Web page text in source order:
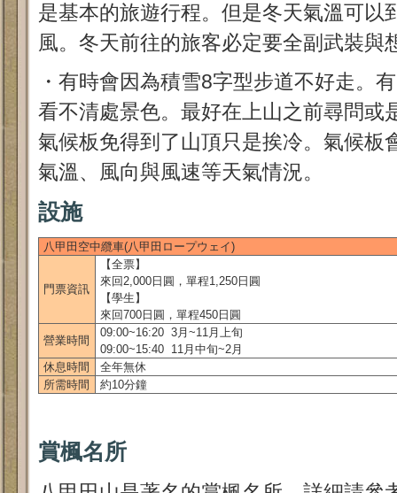
是基本的旅遊行程。但是冬天氣溫可以
風。冬天前往的旅客必定要全副武裝與
・有時會因為積雪8字型步道不好走。
看不清處景色。最好在上山之前尋問或
氣候板免得到了山頂只是挨冷。氣候板
氣溫、風向與風速等天氣情況。
設施
八甲田空中纜車(八甲田ロープウェイ)
門票資訊
【全票】
來回2,000日圓，單程1,250日圓
【學生】
來回700日圓，單程450日圓
營業時間
09:00~16:20 3月~11月上旬
09:00~15:40 11月中旬~2月
休息時間
全年無休
所需時間
約10分鐘
賞楓名所